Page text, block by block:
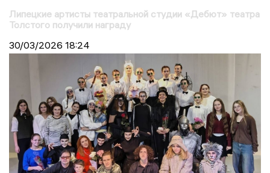
Липецкие артисты театральной студии «Дебют» театра
Толстого получили награду
30/03/2026 18:24